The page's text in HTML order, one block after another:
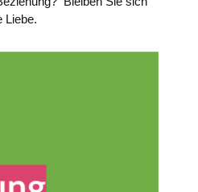
Liebe.